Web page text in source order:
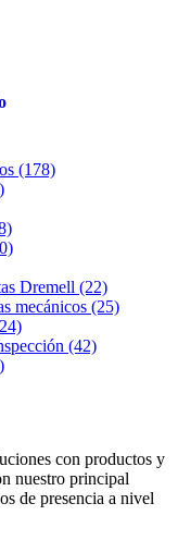
(178)
Dremell (22)
mecánicos (25)
(42)
con productos y
nuestro principal
de presencia a nivel